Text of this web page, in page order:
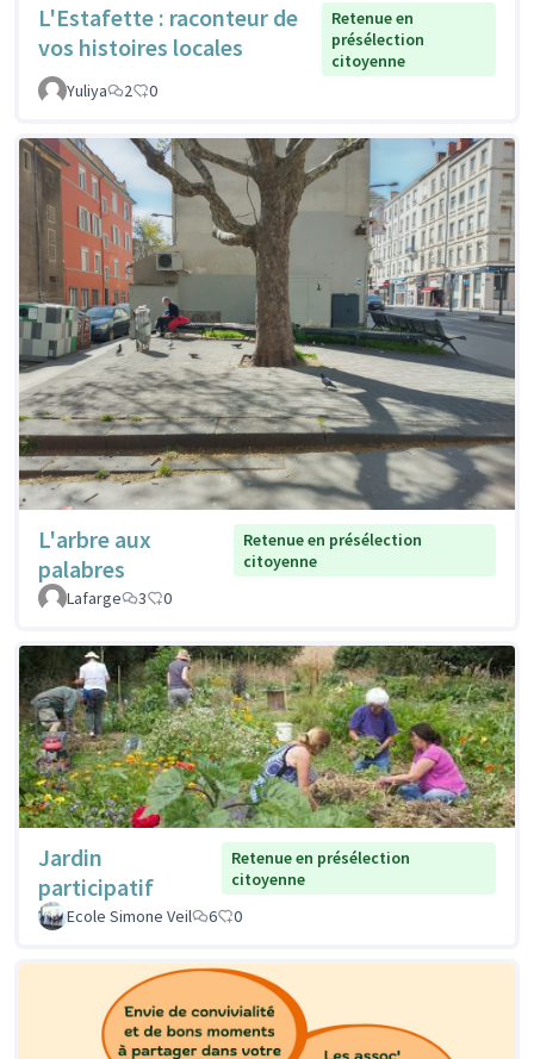
L'Estafette : raconteur de
vos histoires locales
Retenue en
présélection
citoyenne
Yuliya
2 0
L'arbre aux
palabres
Retenue en présélection
citoyenne
Lafarge
3 0
Jardin
participatif
Retenue en présélection
citoyenne
Ecole Simone Veil
6 0